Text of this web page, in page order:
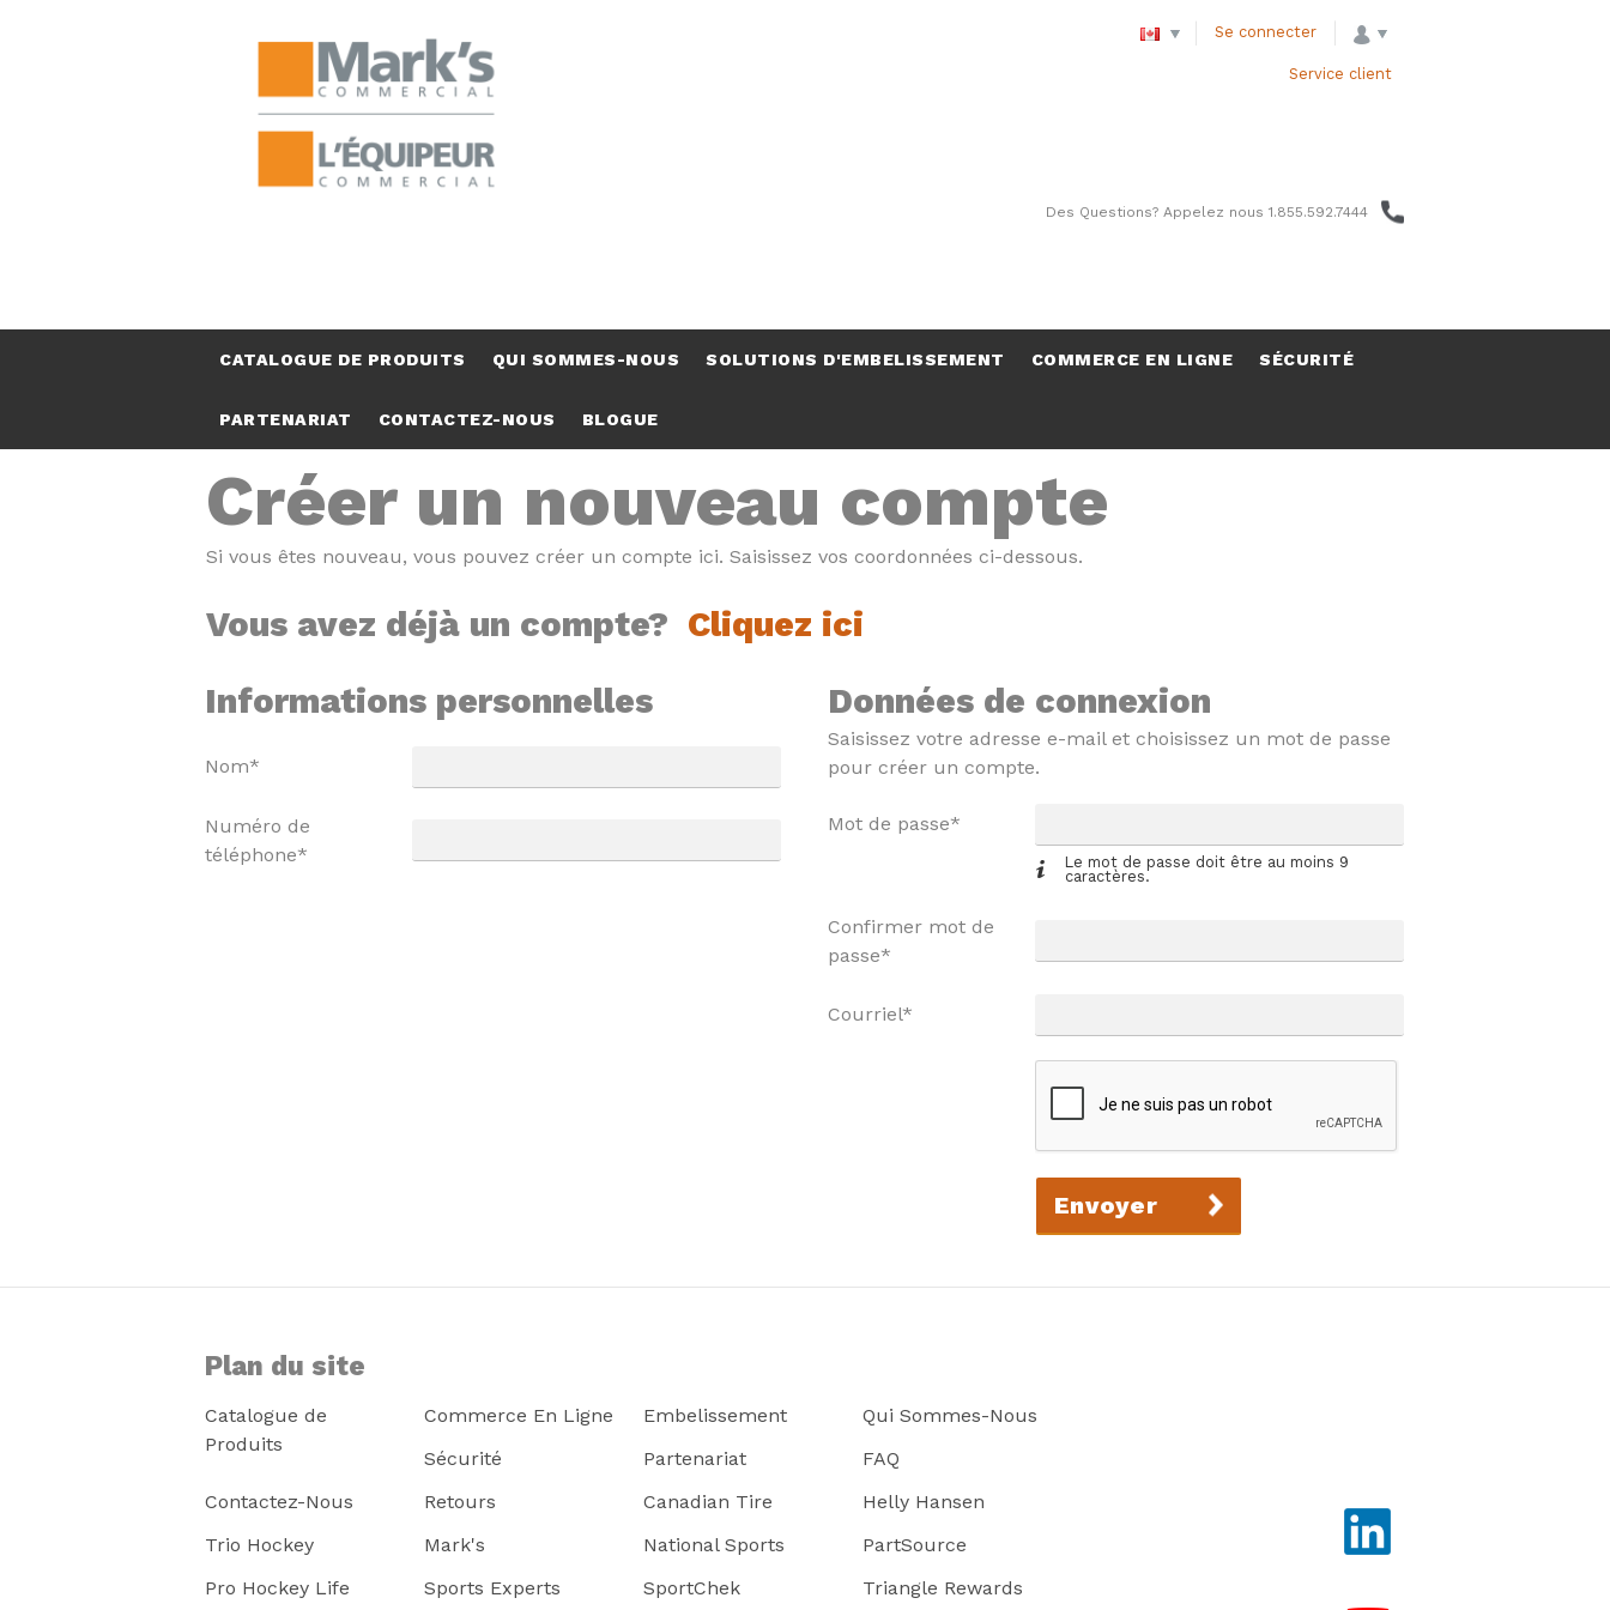
Se connecter
Service client
Des Questions? Appelez nous 1.855.592.7444
CATALOGUE DE PRODUITS QUI SOMMES-NOUS SOLUTIONS D'EMBELISSEMENT COMMERCE EN LIGNE SÉCURITÉ
PARTENARIAT CONTACTEZ-NOUS BLOGUE
Créer un nouveau compte
Si vous êtes nouveau, vous pouvez créer un compte ici. Saisissez vos coordonnées ci-dessous.
Vous avez déjà un compte? Cliquez ici
Informations personnelles
Nom*
Numéro de
téléphone*
Données de connexion
Saisissez votre adresse e-mail et choisissez un mot de passe
pour créer un compte.
Mot de passe*
Le mot de passe doit être au moins 9
caractères.
Confirmer mot de
passe*
Courriel*
Envoyer
Plan du site
Catalogue de
Produits
Commerce En Ligne Embelissement
Qui Sommes-Nous
Sécurité
Partenariat
FAQ
Contactez-Nous
Retours Canadian Tire
Helly Hansen
Trio Hockey
Mark's National Sports
PartSource
Pro Hockey Life
Sports Experts SportChek Triangle Rewards